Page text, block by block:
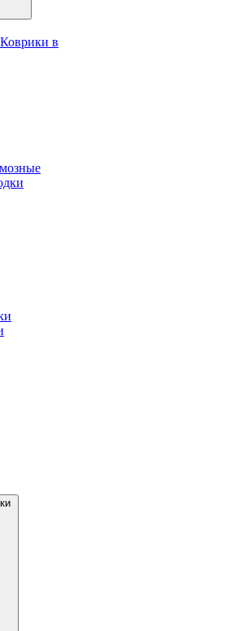
Коврики в